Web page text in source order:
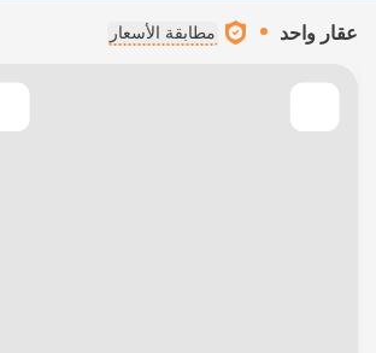
عقار واحد مطابقة الأسعار